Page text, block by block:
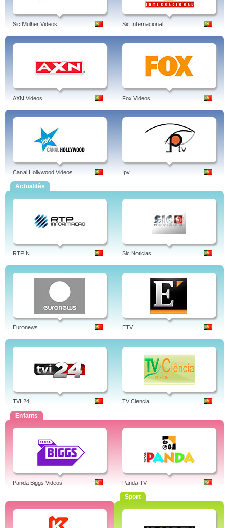
Sic Mulher Videos Sic Internacional
AXN Videos Fox Videos
Canal Hollywood Videos Ipv
Actualités
RTP N Sic Noticias
Euronews ETV
TVI 24 TV Ciencia
Enfants
Panda Biggs Videos Panda TV
Sport